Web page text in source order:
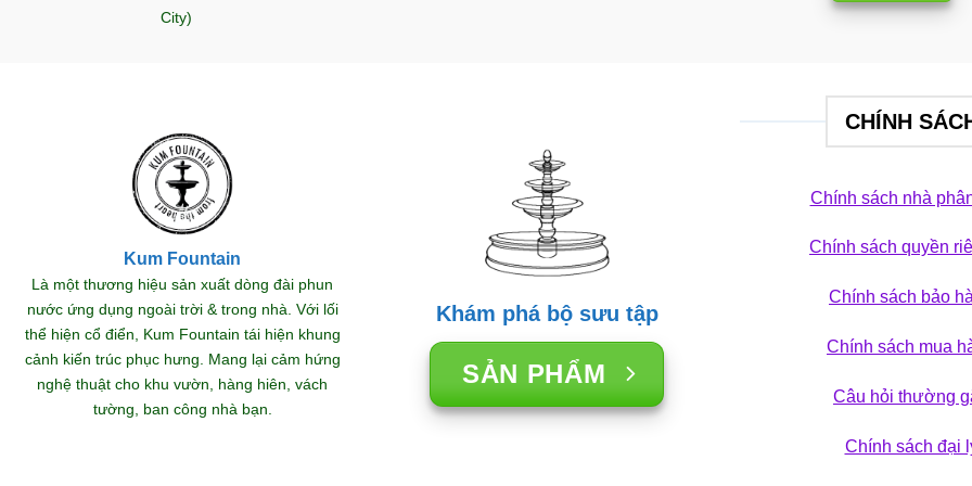
City)
Kum Fountain
Là một thương hiệu sản xuất dòng đài phun
nước ứng dụng ngoài trời & trong nhà. Với lối
thể hiện cổ điển, Kum Fountain tái hiện khung
cảnh kiến trúc phục hưng. Mang lại cảm hứng
nghệ thuật cho khu vườn, hàng hiên, vách
tường, ban công nhà bạn.
Khám phá bộ sưu tập
SẢN PHẨM
CHÍNH
Chính sách nhà
Chính sách quyền
Chính sách bảo
Chính sách mua
Câu hỏi thường
Chính sách đại
2
TRANG TRÍ SÂN VƯỜN
Đài phun nước phong thủy
thu hút lộc
29/12/2025
TRANG TRÍ SÂN VƯỜN
bụi làm mát: Giải pháp
hoàn hảo cho không gian
sống
TRANG TRÍ SÂN
Đài phun nước
28/12/2025